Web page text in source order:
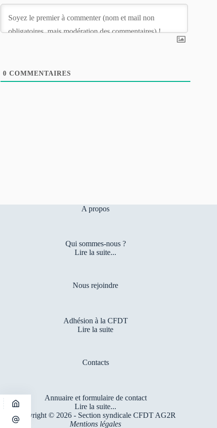
0 COMMENTAIRES
A propos
Qui sommes-nous ?
Lire la suite...
Nous rejoindre
Adhésion à la CFDT
Lire la suite
Contacts
Annuaire et formulaire de contact
Lire la suite...
Copyright © 2026 - Section syndicale CFDT AG2R
Mentions légales